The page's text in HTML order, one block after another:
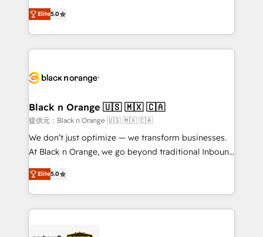
impact of your digital transformation, including a
detailed financial rationale with a focus on ROI and
embark on a transformational journey that sets your
business up for long-term success. Unlock your
business. If not now, when?
DIGITALISIM, nous avons l'intime conviction que la
réussite des entreprises passe par l’innovation web,
le marketing digital, et la relation client ! C'est
pourquoi, nos experts sont à la fois capables de
référencement, votre stratégie digitale et le pilotage
projet HubSpot avec DIGITALISIM : 🧽 Nettoyage,
migration et intégration des bases de données. 🚀
Développement des interfaces avec vos logiciels
métiers ⚙️ Configuration de la plateforme HubSpot
Book Process & Guidelines utilisateurs 🎓
Formations des utilisateurs
Elite5.0
Black n Orange 🇺🇸 🇲🇽 🇨🇦
提供元：Black n Orange 🇺🇸 🇲🇽 🇨🇦
We don’t just optimize — we transform businesses.
At Black n Orange, we go beyond traditional Inbound
Marketing with our exclusive methodologies:
BOOMS and BOOST. Together, they form a powerful
combination that has driven success for over 800
businesses worldwide. As Elite HubSpot Partners, we
Elite5.0